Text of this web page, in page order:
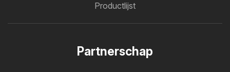
Productlijst
Partnerschap